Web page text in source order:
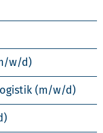
w/d)
(m/w/d)